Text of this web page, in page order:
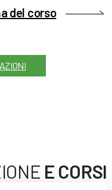
del corso
E CORSI